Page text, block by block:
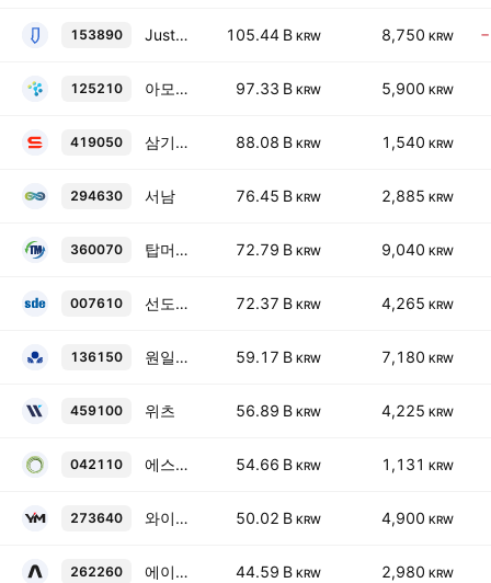
153890 Justek, Inc. 105.44 B KRW 8,750 KRW
125210 아모그린텍 97.33 B KRW 5,900 KRW
419050 삼기에너지솔루션즈 88.08 B KRW 1,540 KRW
294630 서남 76.45 B KRW 2,885 KRW
360070 탑머티리얼 72.79 B KRW 9,040 KRW
007610 선도전기보통주 72.37 B KRW 4,265 KRW
136150 원일티엔아이 59.17 B KRW 7,180 KRW
459100 위츠 56.89 B KRW 4,225 KRW
042110 에스씨디 54.66 B KRW 1,131 KRW
273640 와이엠텍 50.02 B KRW 4,900 KRW
262260 에이프로 44.59 B KRW 2,980 KRW